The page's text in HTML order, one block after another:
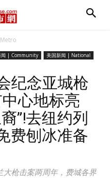
闻 | Community
美国新闻 | National
纪念亚城枪
心地标亮
”!去纽约列
费刨冰准备
大枪击案两周年，费城各界